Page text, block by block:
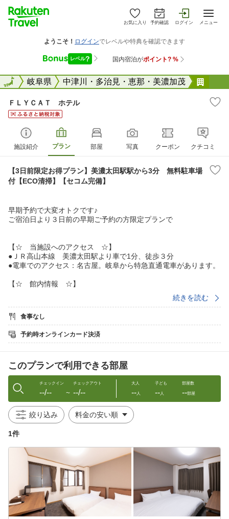
お気に入り 予約確認 ログイン メニュー
全国岐阜県 中津川・多治見・恵那・美濃加茂
全国
ＦＬＹＣＡＴ ホテル
施設紹介 プラン 部屋 写真 クーポン クチコミ
【3日前限定お得プラン】美濃太田駅駅から3分 無料駐車場
付【ECO清掃】【セコム完備】
早期予約で大変オトクです♪
ご宿泊日より３日前の早期ご予約の方限定プランで
【☆ 当施設へのアクセス ☆】
●ＪＲ高山本線 美濃太田駅より車で1分、徒歩３分
●電車でのアクセス：名古屋。岐阜から特急直通電車があります。
【☆ 館内情報 ☆】
※スタッフが駐在しておりません。お客様にてセルフチェックイ
ンとなります。
す。
※駐車場は奥の方からご利用ください。手前の２台は当施設のス
ペースではございません。詳細は図面にてご参照ください。
【☆ 周辺の観光スポット・所要時間 ☆】
・うだつの上がる町並み：車で約25分
・美濃史料館：車で約25分
・大矢田神社：車で約30分
・洲原神社：車で約35分
【☆ お知らせ ☆】
※決済方法は事前決済のみです。
※当館は無人チェックインでございます。ホテル入り口に鍵を設
置しております。ホテルに入られる際には暗証番号(1470※）をご
入力の上、お入りください。代理でご予約する方は必ずご宿泊者
続きを読む
食事なし
予約時オンラインカード決済
このプランで利用できる部屋
チェックイン
--/-- 〜
チェックアウト
--/--
大人
--人
子ども
--人
部屋数
--部屋
絞り込み
1件